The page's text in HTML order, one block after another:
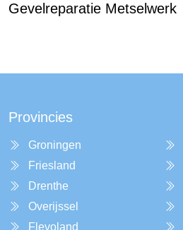
Gevelreparatie Metselwerk
Provincies
Groningen
Friesland
Drenthe
Overijssel
Flevoland